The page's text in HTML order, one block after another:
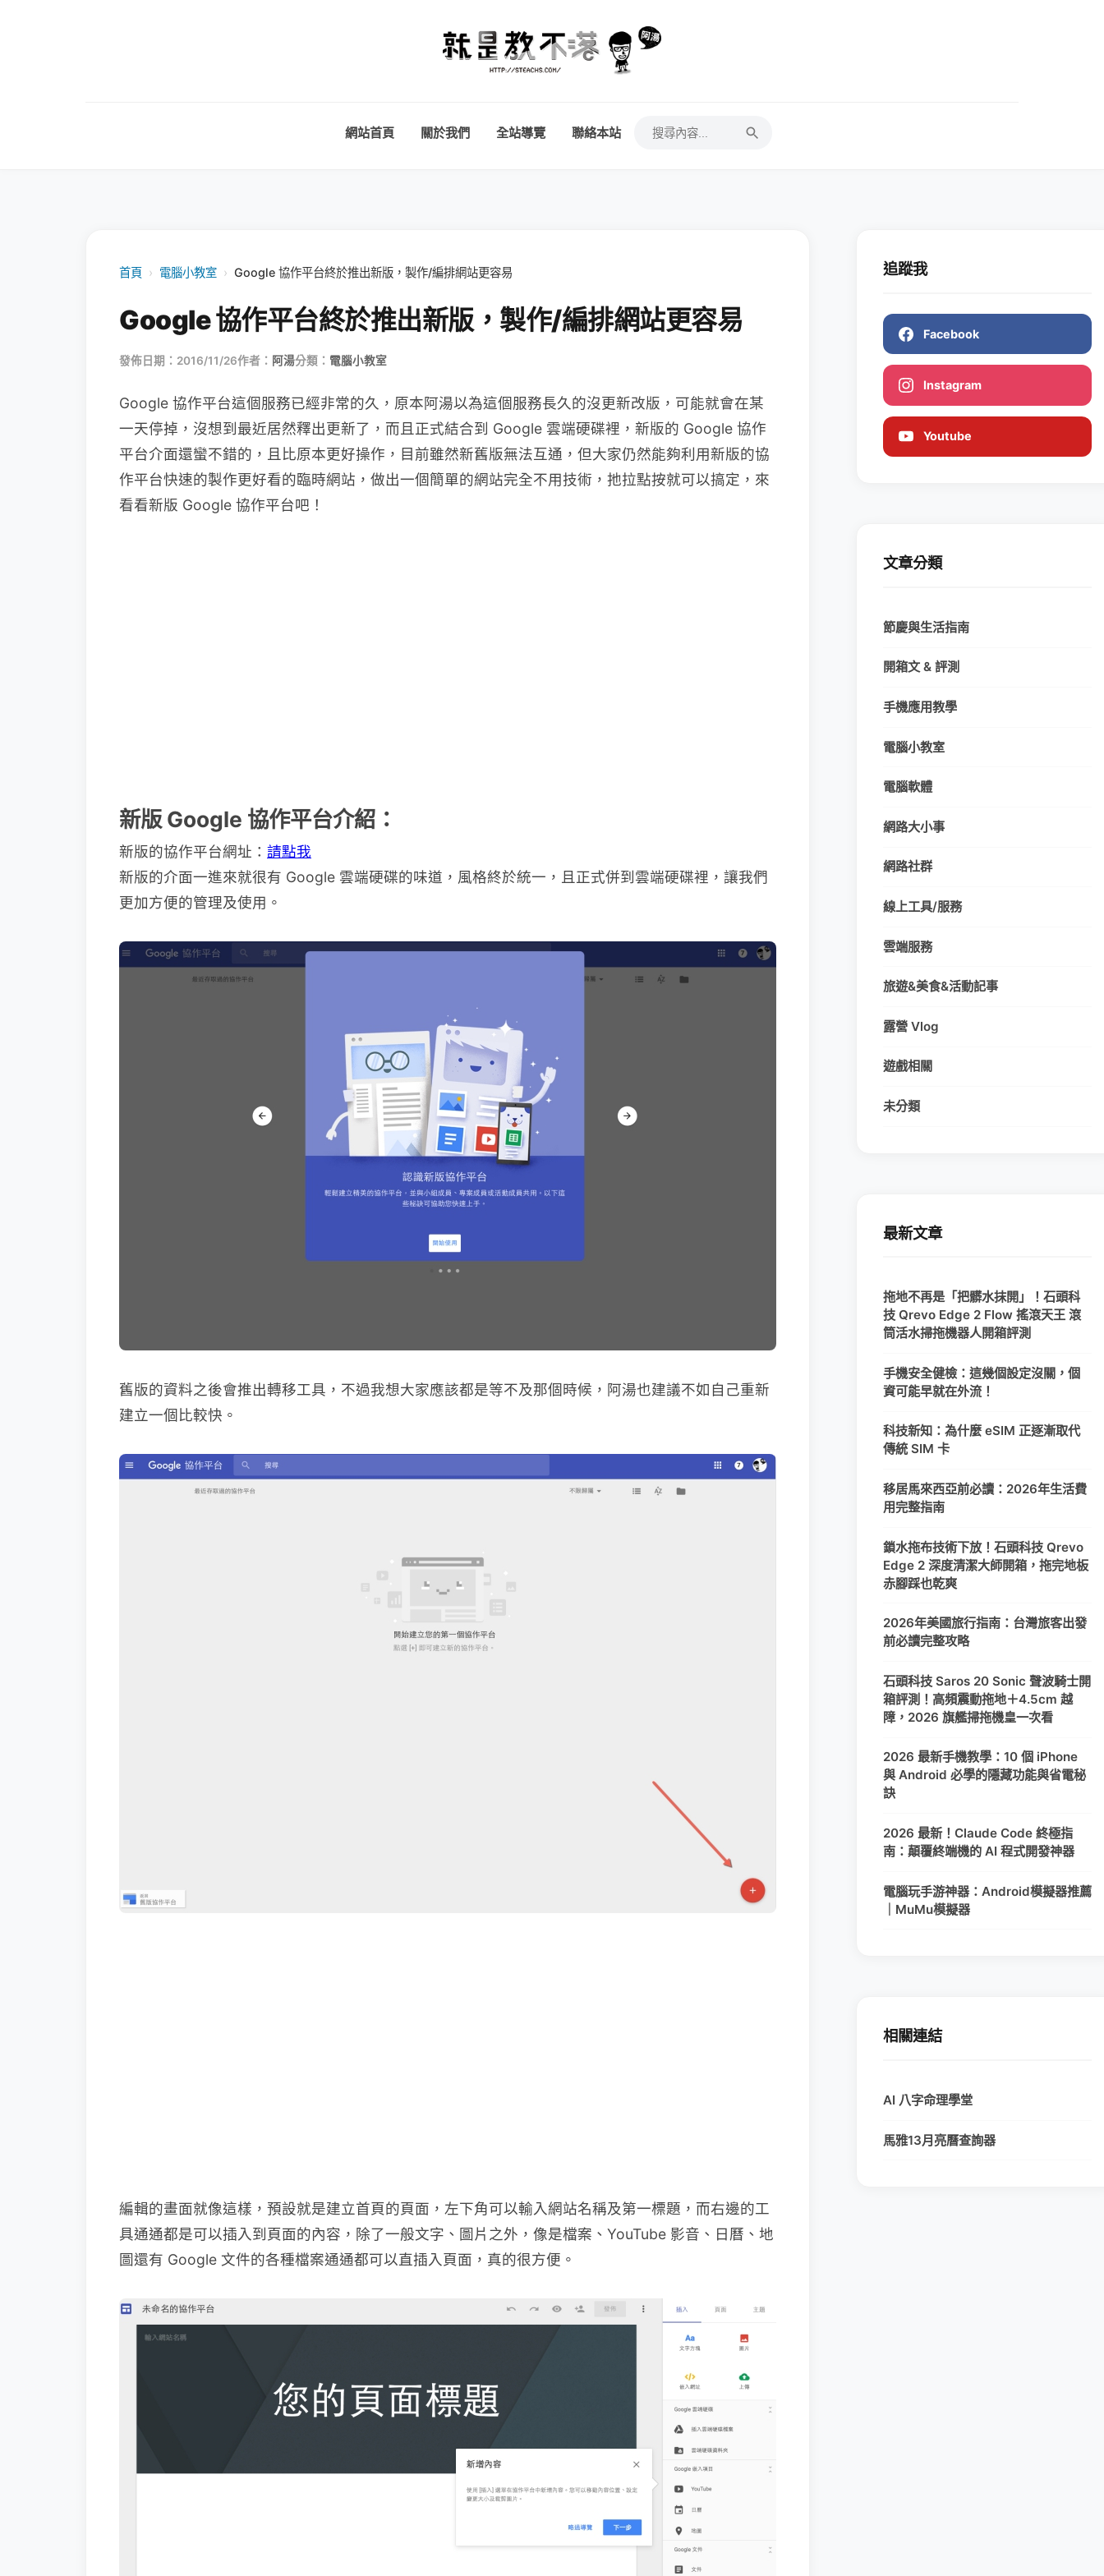
網站首頁 關於我們 全站導覽 聯絡本站
首頁 › 電腦小教室 › Google 協作平台終於推出新版，製作/編排網站更容易
Google 協作平台終於推出新版，製作/編排網站更容易
發佈日期：2016/11/26作者： 阿湯分類： 電腦小教室
Google 協作平台這個服務已經非常的久，原本阿湯以為這個服務長久的沒更新改版，可能就會在某
一天停掉，沒想到最近居然釋出更新了，而且正式結合到 Google 雲端硬碟裡，新版的 Google 協作
平台介面還蠻不錯的，且比原本更好操作，目前雖然新舊版無法互通，但大家仍然能夠利用新版的協
作平台快速的製作更好看的臨時網站，做出一個簡單的網站完全不用技術，扡拉點按就可以搞定，來
看看新版 Google 協作平台吧！
新版 Google 協作平台介紹：
新版的協作平台網址： 請點我
新版的介面一進來就很有 Google 雲端硬碟的味道，風格終於統一，且正式併到雲端硬碟裡，讓我們
更加方便的管理及使用。
舊版的資料之後會推出轉移工具，不過我想大家應該都是等不及那個時候，阿湯也建議不如自己重新
建立一個比較快。
編輯的畫面就像這樣，預設就是建立首頁的頁面，左下角可以輸入網站名稱及第一標題，而右邊的工
具通通都是可以插入到頁面的內容，除了一般文字、圖片之外，像是檔案、YouTube 影音、日曆、地
圖還有 Google 文件的各種檔案通通都可以直插入頁面，真的很方便。
追蹤我
Facebook
Instagram
Youtube
文章分類
節慶與生活指南
開箱文 & 評測
手機應用教學
電腦小教室
電腦軟體
網路大小事
網路社群
線上工具/服務
雲端服務
旅遊&美食&活動記事
露營 Vlog
遊戲相關
未分類
最新文章
拖地不再是「把髒水抹開」！石頭科
技 Qrevo Edge 2 Flow 搖滾天王 滾
筒活水掃拖機器人開箱評測
手機安全健檢：這幾個設定沒關，個
資可能早就在外流！
科技新知：為什麼 eSIM 正逐漸取代
傳統 SIM 卡
移居馬來西亞前必讀：2026年生活費
用完整指南
鎖水拖布技術下放！石頭科技 Qrevo
Edge 2 深度清潔大師開箱，拖完地板
赤腳踩也乾爽
2026年美國旅行指南：台灣旅客出發
前必讀完整攻略
石頭科技 Saros 20 Sonic 聲波騎士開
箱評測！高頻震動拖地＋4.5cm 越
障，2026 旗艦掃拖機皇一次看
2026 最新手機教學：10 個 iPhone
與 Android 必學的隱藏功能與省電秘
訣
2026 最新！Claude Code 終極指
南：顛覆終端機的 AI 程式開發神器
電腦玩手游神器：Android模擬器推薦
｜MuMu模擬器
相關連結
AI 八字命理學堂
馬雅13月亮曆查詢器